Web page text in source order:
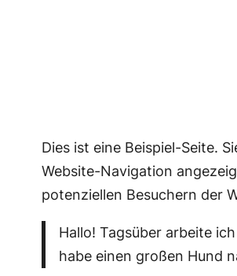
Dies ist eine Beispiel-Seite.
Website-Navigation
potenziellen Besuchern der
Hallo! Tagsüber arbeite
habe einen großen Hund